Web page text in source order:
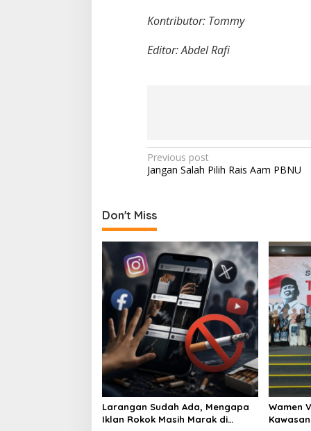
Kontributor: Tommy
Editor: Abdel Rafi
P
o
t
n
a
v
i
g
a
t
i
o
n
Previous post
Jangan Salah Pilih Rais Aam PBNU
Don't Miss
Larangan Sudah Ada, Mengapa
Iklan Rokok Masih Marak di
Wamen